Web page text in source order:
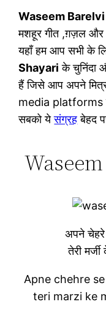
Waseem
मशहूर गीत ,ग़ज़ल
यहाँ हम आप सभी के
Shayari के चुनिंदा
हैं जिसे आप अपने
media platforms
सबको येसंग्रहबेहद
अपने चेहरे
तेरी
Apne chehre
teri marzi ke